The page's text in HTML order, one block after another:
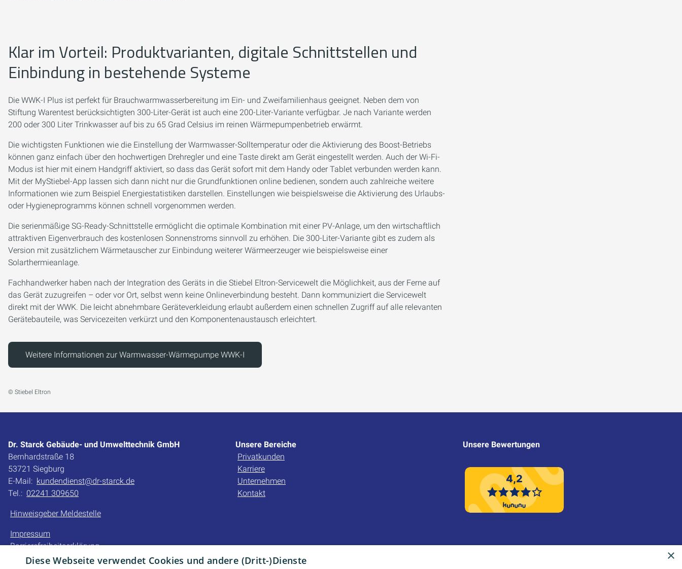
Klar im Vorteil: Produktvarianten, digitale Schnittstellen und
Einbindung in bestehende Systeme
Die WWK-I Plus ist perfekt für Brauchwarmwasserbereitung im Ein- und Zweifamilienhaus geeignet. Neben dem von
Stiftung Warentest berücksichtigten 300-Liter-Gerät ist auch eine 200-Liter-Variante verfügbar. Je nach Variante werden
200 oder 300 Liter Trinkwasser auf bis zu 65 Grad Celsius im reinen Wärmepumpenbetrieb erwärmt.
Die wichtigsten Funktionen wie die Einstellung der Warmwasser-Solltemperatur oder die Aktivierung des Boost-Betriebs
können ganz einfach über den hochwertigen Drehregler und eine Taste direkt am Gerät eingestellt werden. Auch der Wi-Fi-
Modus ist hier mit einem Handgriff aktiviert, so dass das Gerät sofort mit dem Handy oder Tablet verbunden werden kann.
Mit der MyStiebel-App lassen sich dann nicht nur die Grundfunktionen online bedienen, sondern auch zahlreiche weitere
Informationen wie zum Beispiel Energiestatistiken darstellen. Einstellungen wie beispielsweise die Aktivierung des Urlaubs-
oder Hygieneprogramms können schnell vorgenommen werden.
Die serienmäßige SG-Ready-Schnittstelle ermöglicht die optimale Kombination mit einer PV-Anlage, um den wirtschaftlich
attraktiven Eigenverbrauch des kostenlosen Sonnenstroms sinnvoll zu erhöhen. Die 300-Liter-Variante gibt es zudem als
Version mit zusätzlichem Wärmetauscher zur Einbindung weiterer Wärmeerzeuger wie beispielsweise einer
Solarthermieanlage.
Fachhandwerker haben nach der Integration des Geräts in die Stiebel Eltron-Servicewelt die Möglichkeit, aus der Ferne auf
das Gerät zuzugreifen – oder vor Ort, selbst wenn keine Onlineverbindung besteht. Dann kommuniziert die Servicewelt
direkt mit der WWK. Die leicht abnehmbare Geräteverkleidung erlaubt außerdem einen schnellen Zugriff auf alle relevanten
Gerätebauteile, was Servicezeiten verkürzt und den Komponentenaustausch erleichtert.
Weitere Informationen zur Warmwasser-Wärmepumpe WWK-I
© Stiebel Eltron
Dr. Starck Gebäude- und Umwelttechnik GmbH
Bernhardstraße 18
53721 Siegburg
E-Mail: kundendienst@dr-starck.de
Tel.: 02241 309650
Hinweisgeber Meldestelle
Impressum
Barrierefreiheitserklärung
Datenschutzerklärung
Unsere Bereiche
Privatkunden
Karriere
Unternehmen
Kontakt
Unsere Bewertungen
4,2
×
Diese Webseite verwendet Cookies und andere (Dritt-)Dienste